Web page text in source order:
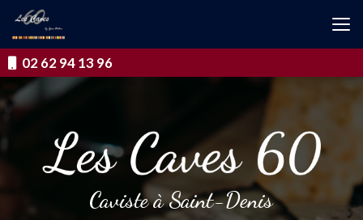
contenu
principal
02 62 94 13 96
Caviste à Saint-Denis